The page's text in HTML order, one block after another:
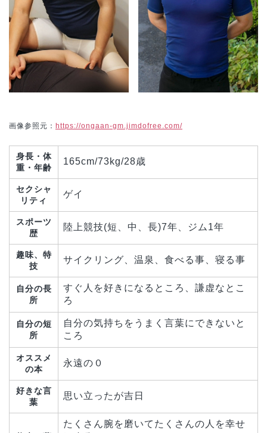
画像参照元： https://ongaan-gm.jimdofree.com/
身長・体
重・年齢
165cm/73kg/28歳
セクシャ
リティ
ゲイ
スポーツ
歴
陸上競技(短、中、長)7年、ジム1年
趣味、特
技
サイクリング、温泉、食べる事、寝る事
自分の長
所
すぐ人を好きになるところ、謙虚なとこ
ろ
自分の短
所
自分の気持ちをうまく言葉にできないと
ころ
オススメ
の本
永遠の０
好きな言
葉
思い立ったが吉日
たくさん腕を磨いてたくさんの人を幸せ